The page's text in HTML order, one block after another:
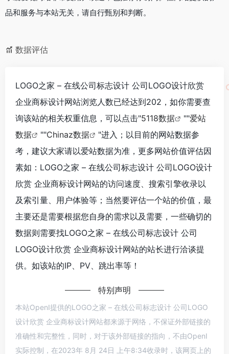
品和服务与本站无关，请自行甄别和判断。
数据评估
LOGO之家 – 在线公司标志设计 公司LOGO设计欣赏
企业商标设计网站浏览人数已经达到202，如你需要查
询该站的相关权重信息，可以点击"5118数据 ""爱站
数据
""Chinaz数据
"进入；以目前的网站数据参
考，建议大家请以爱站数据为准，更多网站价值评估因
素如：LOGO之家 – 在线公司标志设计 公司LOGO设计
欣赏 企业商标设计网站的访问速度、搜索引擎收录以
及索引量、用户体验等；当然要评估一个站的价值，最
主要还是需要根据您自身的需求以及需要，一些确切的
数据则需要找LOGO之家 – 在线公司标志设计 公司
LOGO设计欣赏 企业商标设计网站的站长进行洽谈提
供。如该站的IP、PV、跳出率等！
特别声明
本站OpenI提供的LOGO之家 – 在线公司标志设计 公司LOGO
设计欣赏 企业商标设计网站都来源于网络，不保证外部链接的
准确性和完整性，同时，对于该外部链接的指向，不由OpenI
实际控制，在2023年 8月 24日 上午8:34收录时，该网页上的